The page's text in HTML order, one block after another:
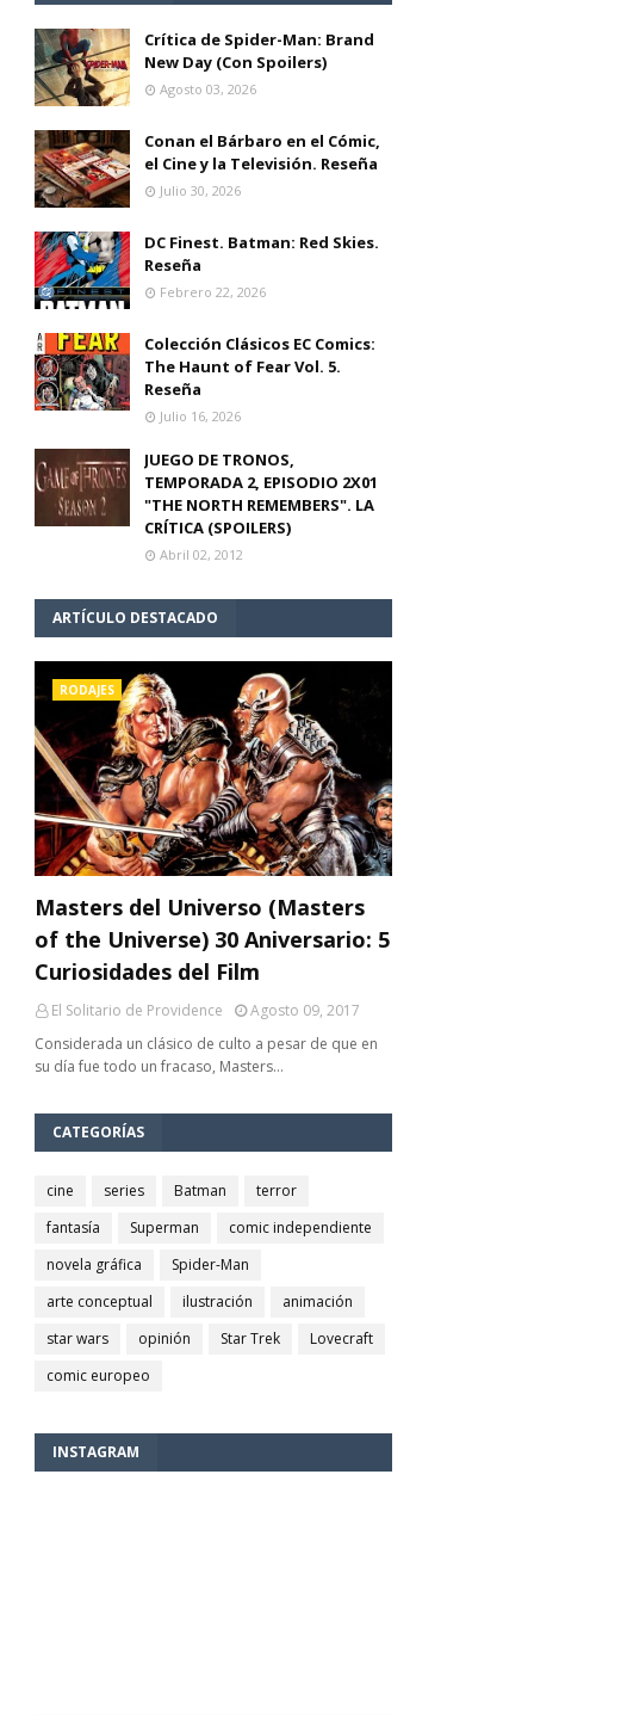
Crítica de Spider-Man: Brand
New Day (Con Spoilers)
Agosto 03, 2026
Conan el Bárbaro en el Cómic,
el Cine y la Televisión. Reseña
Julio 30, 2026
DC Finest. Batman: Red Skies.
Reseña
Febrero 22, 2026
Colección Clásicos EC Comics:
The Haunt of Fear Vol. 5.
Reseña
Julio 16, 2026
JUEGO DE TRONOS,
TEMPORADA 2, EPISODIO 2X01
"THE NORTH REMEMBERS". LA
CRÍTICA (SPOILERS)
Abril 02, 2012
ARTÍCULO DESTACADO
RODAJES
Masters del Universo (Masters
of the Universe) 30 Aniversario: 5
Curiosidades del Film
El Solitario de Providence
Agosto 09, 2017
Considerada un clásico de culto a pesar de que en
su día fue todo un fracaso, Masters…
CATEGORÍAS
cine series Batman
terror
fantasía
Superman
comic independiente
novela gráfica
Spider-Man
arte conceptual
ilustración
animación
star wars
opinión Star Trek
Lovecraft
comic europeo
INSTAGRAM